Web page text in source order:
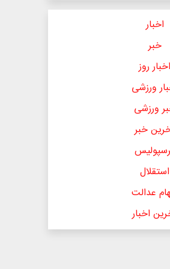
اخبار
خبر
اخبار روز
ورزشی
ورزشی
خبر
استقلال
عدالت
اخبار